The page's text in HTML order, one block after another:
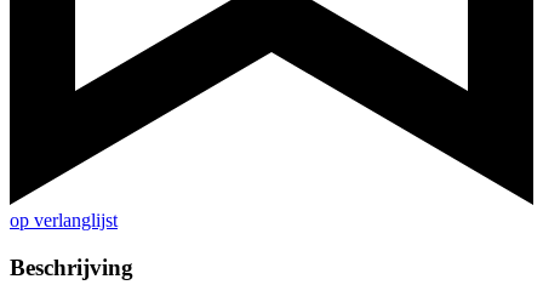
op verlanglijst
Beschrijving